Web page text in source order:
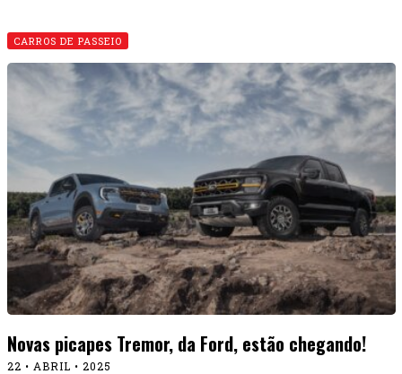
CARROS DE PASSEIO
Novas picapes Tremor, da Ford, estão chegando!
22 • ABRIL • 2025